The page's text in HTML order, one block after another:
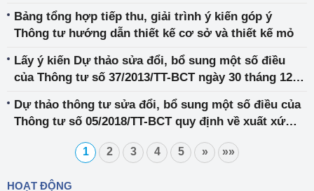
Bảng tổng hợp tiếp thu, giải trình ý kiến góp ý
Thông tư hướng dẫn thiết kế cơ sở và thiết kế mỏ
Lấy ý kiến Dự thảo sửa đổi, bổ sung một số điều
của Thông tư số 37/2013/TT-BCT ngày 30 tháng 12
nhập khẩu thuốc lá điếu, xì gà
Dự thảo thông tư sửa đổi, bổ sung một số điều của
Thông tư số 05/2018/TT-BCT quy định về xuất xứ
Công Thương quy định thực hiện chứng nhận xuất
1 2 3 4 5 » »»
HOẠT ĐỘNG